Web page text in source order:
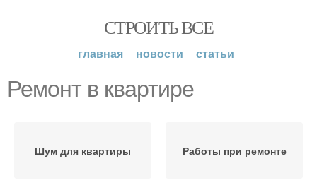
СТРОИТЬ ВСЕ
главная новости статьи
Ремонт в квартире
Шум для квартиры Работы при ремонте